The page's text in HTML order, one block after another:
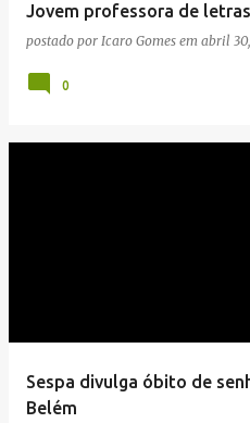
Jovem professora de
postado por Icaro Gomes em abril
0
Sespa divulga óbito de
Belém